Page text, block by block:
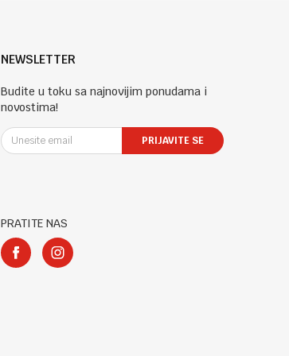
NEWSLETTER
Budite u toku sa najnovijim ponudama i
novostima!
PRIJAVITE SE
PRATITE NAS